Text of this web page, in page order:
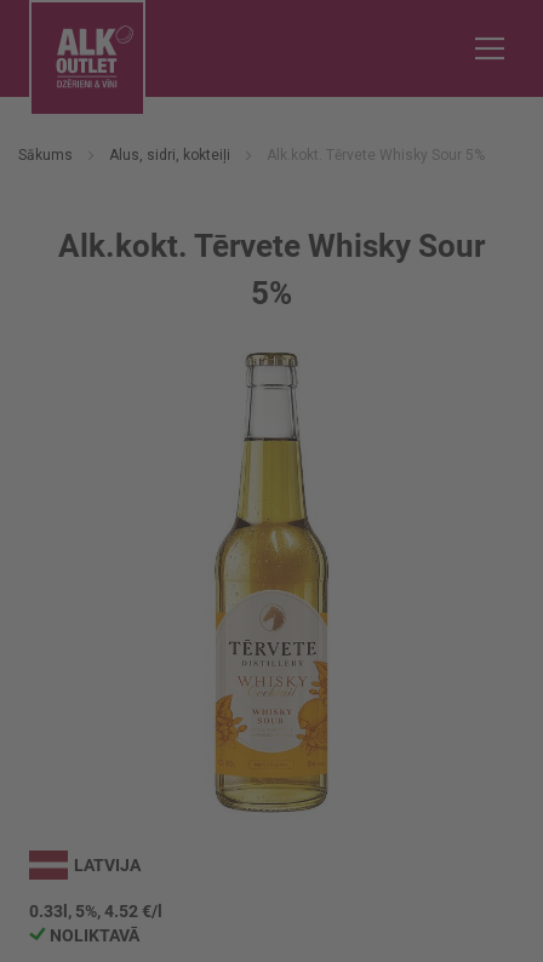
Sākums Alus, sidri, kokteiļi Alk.kokt. Tērvete Whisky Sour 5%
Alk.kokt. Tērvete Whisky Sour
5%
uz
galerijas
sākumu
LATVIJA
0.33l, 5%, 4.52 €/l
NOLIKTAVĀ